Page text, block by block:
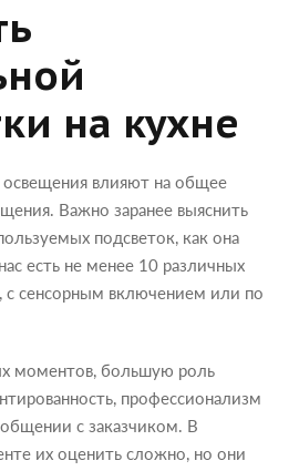
на кухне
освещения влияют на общее
Важно заранее выяснить
подсветок, как она
есть не менее 10 различных
с сенсорным включением или по
моментов, большую роль
профессионализм
с заказчиком. В
их оценить сложно, но они